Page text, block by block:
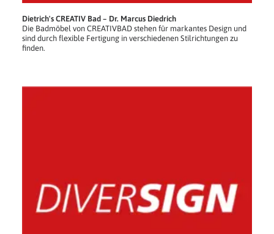
Dietrich's CREATIV Bad – Dr. Marcus Diedrich
Die Badmöbel von CREATIVBAD stehen für markantes Design und
sind durch flexible Fertigung in verschiedenen Stilrichtungen zu
finden.